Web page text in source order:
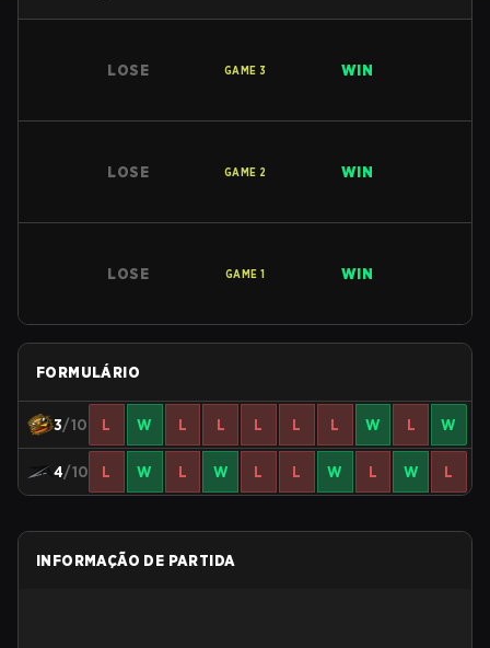
LOSE GAME 3 WIN
LOSE GAME 2 WIN
LOSE GAME 1 WIN
FORMULÁRIO
3/10 L W L L L L L W L W
4/10 L W L W L L W L W L
INFORMAÇÃO DE PARTIDA